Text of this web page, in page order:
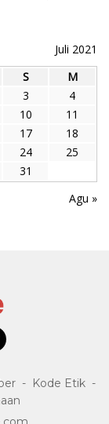
Juli 2021
S
M
3
4
10
11
17
18
24
25
31
Agu »
Kode Etik